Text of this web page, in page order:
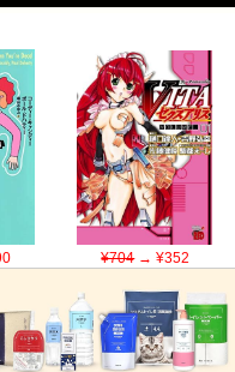
¥704→ ¥352